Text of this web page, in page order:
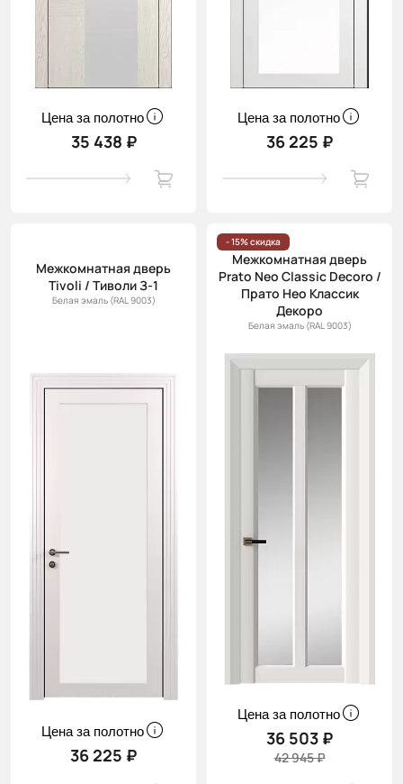
Цена за полотно
35 438 ₽
Цена за полотно
36 225 ₽
Межкомнатная дверь
Tivoli / Тиволи З-1
Белая эмаль (RAL 9003)
Цена за полотно
36 225 ₽
- 15% скидка
Межкомнатная дверь
Prato Neo Classic Decoro /
Прато Нео Классик
Декоро
Белая эмаль (RAL 9003)
Цена за полотно
36 503 ₽
42 945 ₽